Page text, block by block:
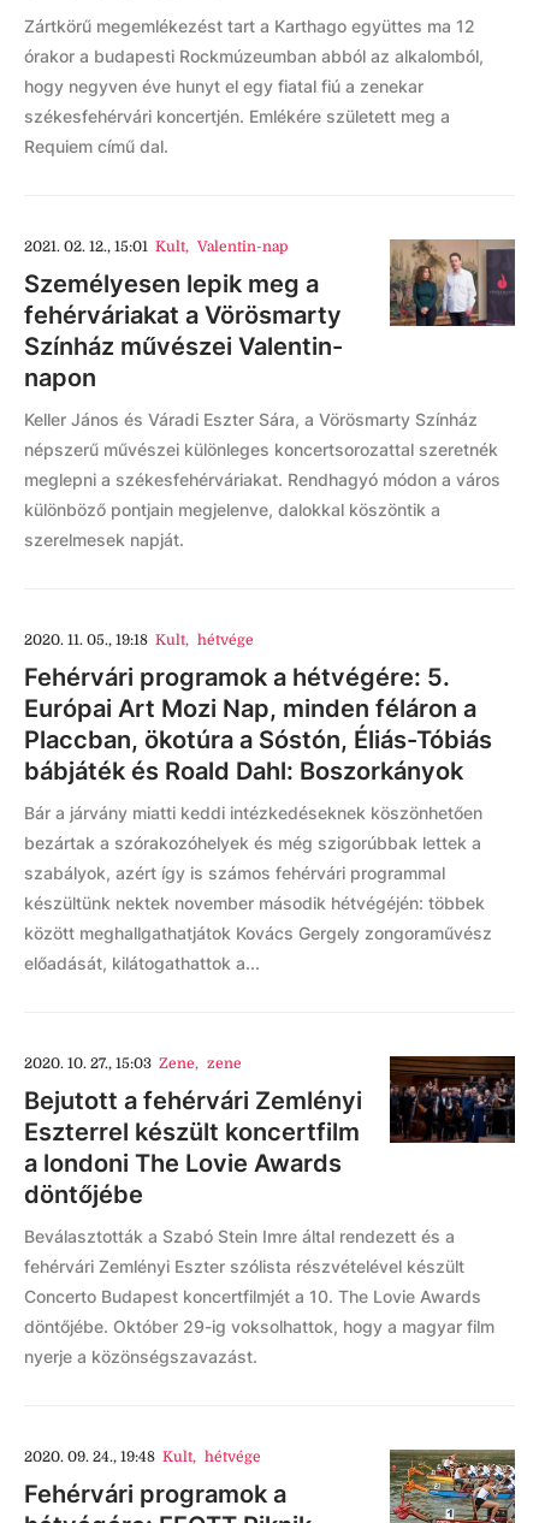
Zártkörű megemlékezést tart a Karthago együttes ma 12
órakor a budapesti Rockmúzeumban abból az alkalomból,
hogy negyven éve hunyt el egy fiatal fiú a zenekar
székesfehérvári koncertjén. Emlékére született meg a
Requiem című dal.
2021. 02. 12., 15:01 Kult, Valentin-nap
Személyesen lepik meg a
fehérváriakat a Vörösmarty
Színház művészei Valentin-
napon
Keller János és Váradi Eszter Sára, a Vörösmarty Színház
népszerű művészei különleges koncertsorozattal szeretnék
meglepni a székesfehérváriakat. Rendhagyó módon a város
különböző pontjain megjelenve, dalokkal köszöntik a
szerelmesek napját.
2020. 11. 05., 19:18 Kult, hétvége
Fehérvári programok a hétvégére: 5.
Európai Art Mozi Nap, minden féláron a
Placcban, ökotúra a Sóstón, Éliás-Tóbiás
bábjáték és Roald Dahl: Boszorkányok
Bár a járvány miatti keddi intézkedéseknek köszönhetően
bezártak a szórakozóhelyek és még szigorúbbak lettek a
szabályok, azért így is számos fehérvári programmal
készültünk nektek november második hétvégéjén: többek
között meghallgathatjátok Kovács Gergely zongoraművész
előadását, kilátogathattok a...
2020. 10. 27., 15:03 Zene, zene
Bejutott a fehérvári Zemlényi
Eszterrel készült koncertfilm
a londoni The Lovie Awards
döntőjébe
Beválasztották a Szabó Stein Imre által rendezett és a
fehérvári Zemlényi Eszter szólista részvételével készült
Concerto Budapest koncertfilmjét a 10. The Lovie Awards
döntőjébe. Október 29-ig voksolhattok, hogy a magyar film
nyerje a közönségszavazást.
2020. 09. 24., 19:48 Kult, hétvége
Fehérvári programok a